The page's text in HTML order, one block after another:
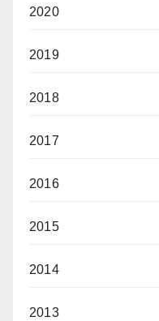
2020
2019
2018
2017
2016
2015
2014
2013